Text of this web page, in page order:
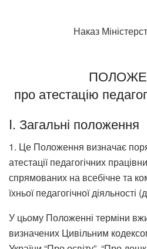
Наказ
про атестацію
I. Загальні положення
1. Це Положення визначає
атестації педагогічних
спрямованих на всебічне та
їхньої педагогічної діяльності
У цьому Положенні терміни
визначених Цивільним